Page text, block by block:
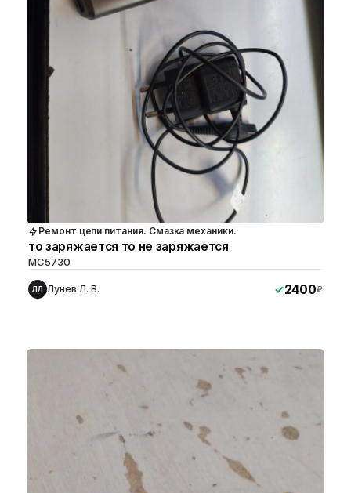
Ремонт цепи питания. Смазка механики.
то заряжается то не заряжается
MC5730
ЛЛ Лунев Л. В. 2400₽